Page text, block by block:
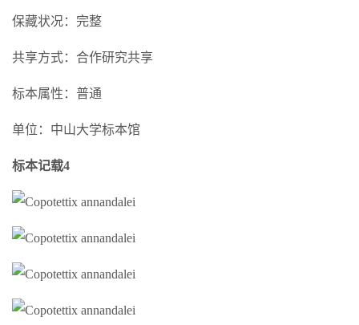
保藏状况：完整
共享方式：合作研究共享
标本属性：普通
单位：中山大学标本馆
标本记载4